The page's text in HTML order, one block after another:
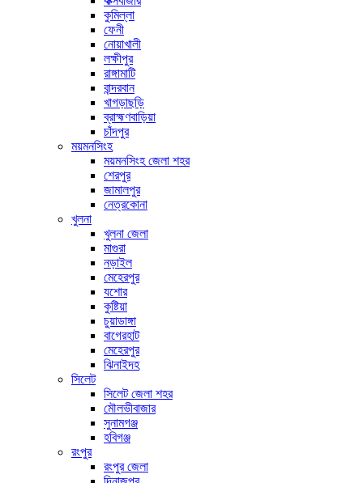
কুমিল্লা
ফেনী
নোয়াখালী
লক্ষীপুর
রাঙ্গামাটি
বান্দরবান
খাগড়াছড়ি
ব্রাহ্মণবাড়িয়া
চাঁদপুর
ময়মনসিংহ
ময়মনসিংহ জেলা শহর
শেরপুর
জামালপুর
নেত্রকোনা
খুলনা
খুলনা জেলা
মাগুরা
নড়াইল
মেহেরপুর
যশোর
কুষ্টিয়া
চুয়াডাঙ্গা
বাগেরহাট
মেহেরপুর
ঝিনাইদহ
সিলেট
সিলেট জেলা শহর
মৌলভীবাজার
সুনামগঞ্জ
হবিগঞ্জ
রংপুর
রংপুর জেলা